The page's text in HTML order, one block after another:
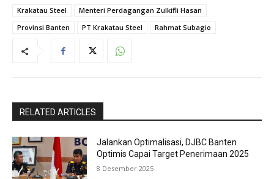
Krakatau Steel
Menteri Perdagangan Zulkifli Hasan
Provinsi Banten
PT Krakatau Steel Rahmat Subagio
RELATED ARTICLES
Jalankan Optimalisasi, DJBC Banten
Optimis Capai Target Penerimaan 2025
8 Desember 2025